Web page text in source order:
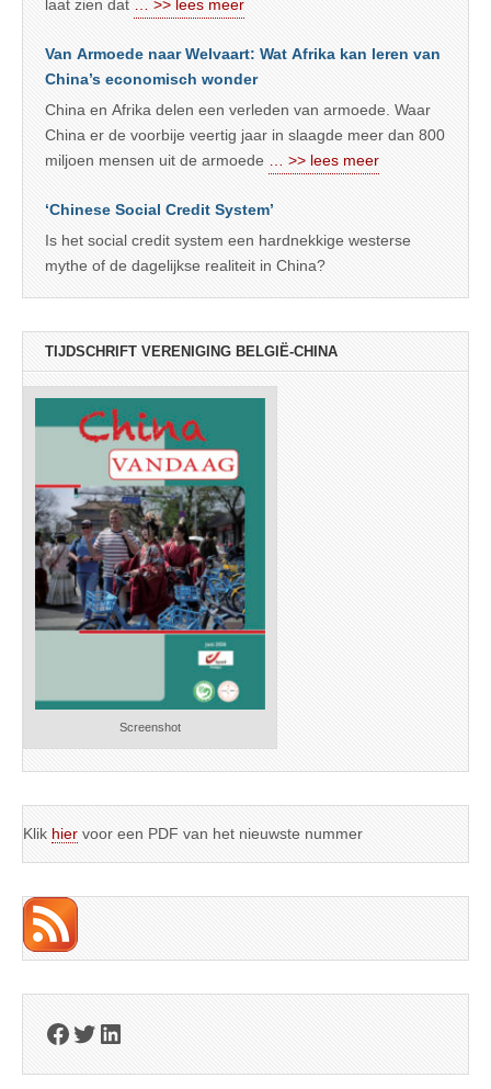
laat zien dat
… >> lees meer
Van Armoede naar Welvaart: Wat Afrika kan leren van
China’s economisch wonder
China en Afrika delen een verleden van armoede. Waar
China er de voorbije veertig jaar in slaagde meer dan 800
miljoen mensen uit de armoede
… >> lees meer
‘Chinese Social Credit System’
Is het social credit system een hardnekkige westerse
mythe of de dagelijkse realiteit in China?
TIJDSCHRIFT VERENIGING BELGIË-CHINA
Screenshot
Klik hier voor een PDF van het nieuwste nummer
Facebook
Twitter
LinkedIn